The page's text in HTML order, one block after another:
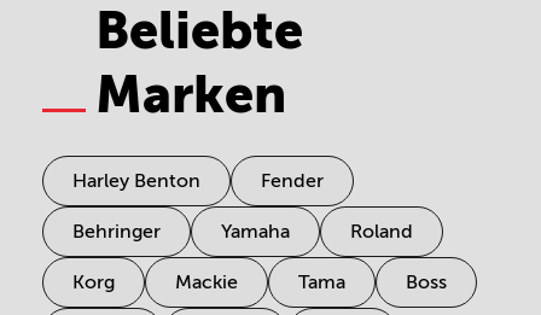
Beliebte
Marken
Harley Benton Fender
Behringer Yamaha Roland
Korg Mackie Tama Boss